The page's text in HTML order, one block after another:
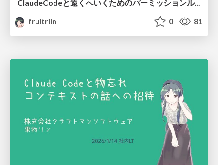
ClaudeCodeと遠くへいくためのパーミッションルール/Stop Checking, Start Trusting: Claude Code Permission Rules
fruitriin
0 81